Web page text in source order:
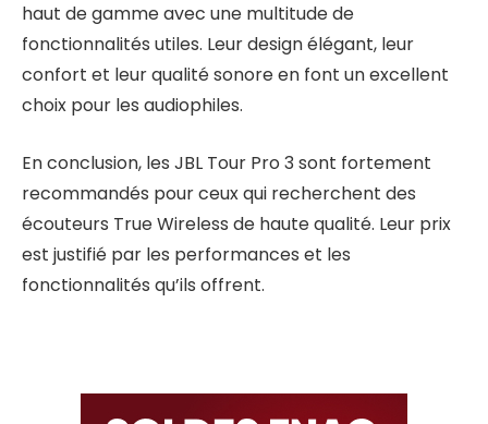
haut de gamme avec une multitude de
fonctionnalités utiles. Leur design élégant, leur
confort et leur qualité sonore en font un excellent
choix pour les audiophiles.
En conclusion, les JBL Tour Pro 3 sont fortement
recommandés pour ceux qui recherchent des
écouteurs True Wireless de haute qualité. Leur prix
est justifié par les performances et les
fonctionnalités qu’ils offrent.